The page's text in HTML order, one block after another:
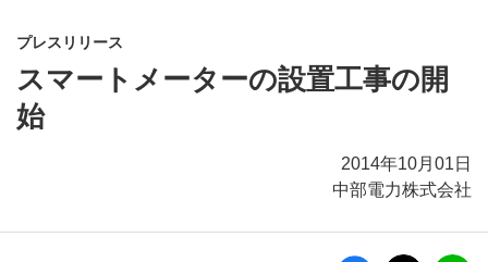
プレスリリース
スマートメーターの設置工事の開
始
2014年10月01日
中部電力株式会社